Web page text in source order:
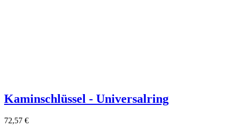
Kaminschlüssel - Universalring
72,57 €